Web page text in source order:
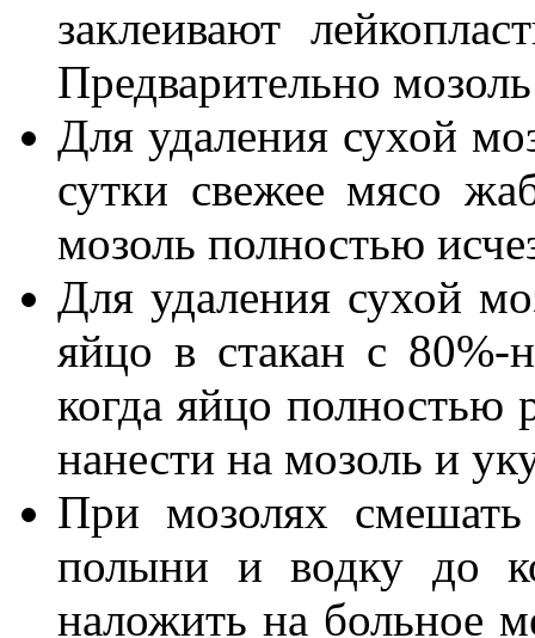
заклеивают
Предварительно
Для удаления сухой
сутки свежее мясо
мозоль полностью
Для удаления сухой
яйцо в стакан с
когда яйцо полностью
нанести на мозоль и
При мозолях
полыни и водку до
наложить на больное